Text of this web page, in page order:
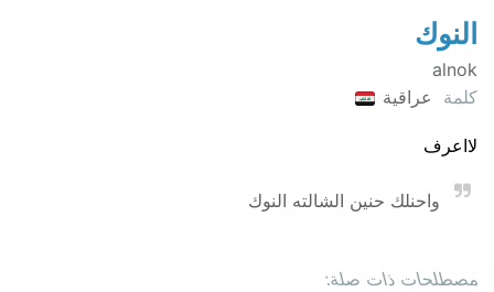
النوك
alnok
كلمة
عراقية
لااعرف
واحنلك حنين الشالته النوك
مصطلحات ذات صلة: